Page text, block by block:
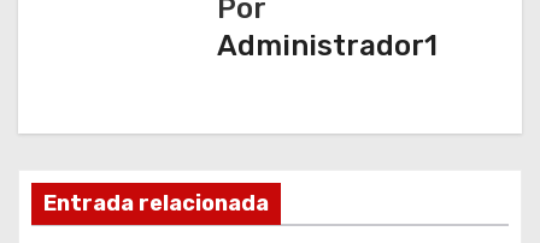
ó
Por
Administrador1
Entrada relacionada